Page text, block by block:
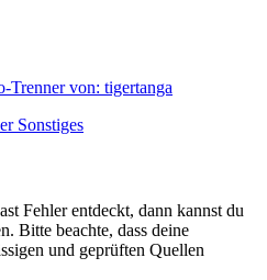
Sonstiges
Fehler entdeckt, dann kannst du
Bitte beachte, dass deine
und geprüften Quellen